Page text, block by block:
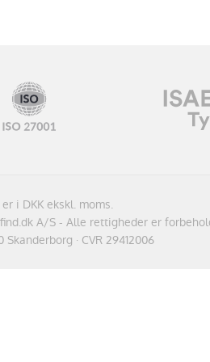
i DKK ekskl. moms.
A/S - Alle rettigheder er
Skanderborg · CVR 29412006